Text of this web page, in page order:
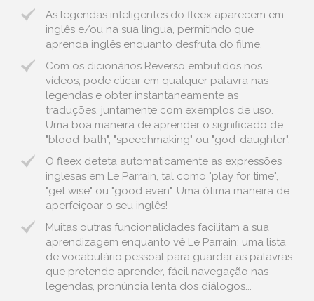
As legendas inteligentes do fleex aparecem em
inglês e/ou na sua língua, permitindo que
aprenda inglês enquanto desfruta do filme.
Com os dicionários Reverso embutidos nos
vídeos, pode clicar em qualquer palavra nas
legendas e obter instantaneamente as
traduções, juntamente com exemplos de uso.
Uma boa maneira de aprender o significado de
"blood-bath", "speechmaking" ou "god-daughter".
O fleex deteta automaticamente as expressões
inglesas em Le Parrain, tal como "play for time",
"get wise" ou "good even". Uma ótima maneira de
aperfeiçoar o seu inglês!
Muitas outras funcionalidades facilitam a sua
aprendizagem enquanto vê Le Parrain: uma lista
de vocabulário pessoal para guardar as palavras
que pretende aprender, fácil navegação nas
legendas, pronúncia lenta dos diálogos...